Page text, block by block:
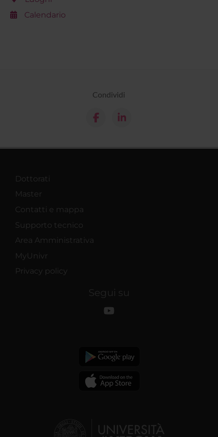
Calendario
Condividi
Dottorati
Master
Contatti e mappa
Supporto tecnico
Area Amministrativa
MyUnivr
Privacy policy
Segui su